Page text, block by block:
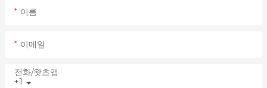
이름
이메일
+1
전화/왓츠앱